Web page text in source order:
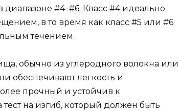
#4–#6. Класс #4 идеально
в то время как класс #5 или #6
течением.
обычно из углеродного волокна или
обеспечивают легкость и
прочный и устойчив к
на изгиб, который должен быть